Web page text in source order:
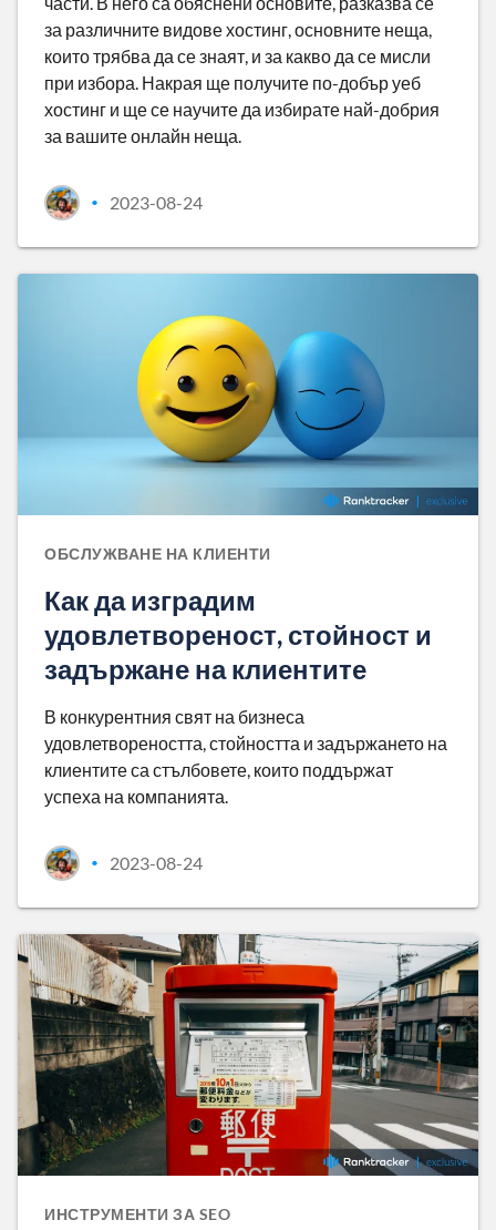
за различните видове хостинг, основните неща,
които трябва да се знаят, и за какво да се мисли
при избора. Накрая ще получите по-добър уеб
хостинг и ще се научите да избирате най-добрия
за вашите онлайн неща.
• 2023-08-24
ОБСЛУЖВАНЕ НА КЛИЕНТИ
Как да изградим
удовлетвореност, стойност и
задържане на клиентите
В конкурентния свят на бизнеса
удовлетвореността, стойността и задържането на
клиентите са стълбовете, които поддържат
успеха на компанията.
• 2023-08-24
ИНСТРУМЕНТИ ЗА SEO